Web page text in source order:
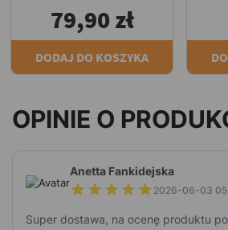
79,90 zł
DODAJ DO KOSZYKA
OPINIE O
Anetta Fankidejska
2026-06-03
Super dostawa, na ocenę produktu